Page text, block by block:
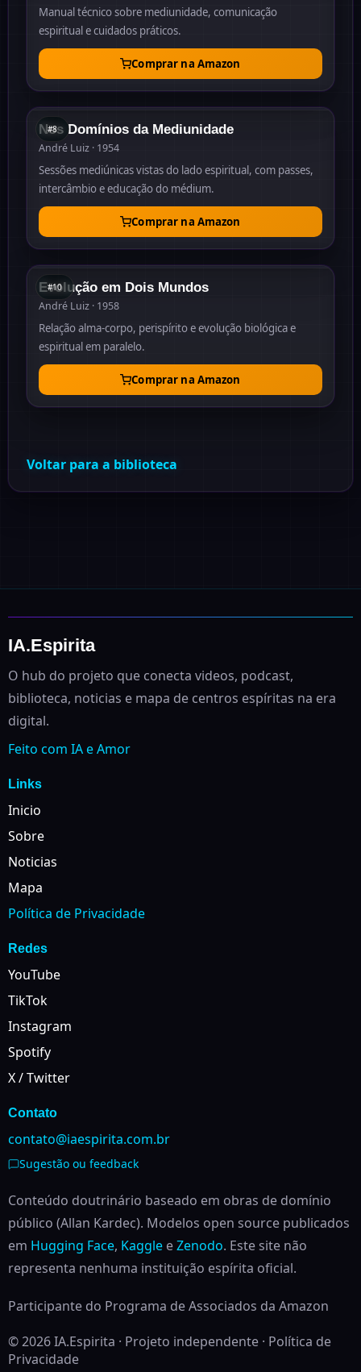
Manual técnico sobre mediunidade, comunicação
espiritual e cuidados práticos.
Comprar na Amazon
1954
#8
Nos Domínios da Mediunidade
André Luiz · 1954
Sessões mediúnicas vistas do lado espiritual, com passes,
intercâmbio e educação do médium.
Comprar na Amazon
1958
#10
Evolução em Dois Mundos
André Luiz · 1958
Relação alma-corpo, perispírito e evolução biológica e
espiritual em paralelo.
Comprar na Amazon
Voltar para a biblioteca
IA.Espirita
O hub do projeto que conecta videos, podcast,
biblioteca, noticias e mapa de centros espíritas na era
digital.
Feito com IA e Amor
Links
Inicio
Sobre
Noticias
Mapa
Política de Privacidade
Redes
YouTube
TikTok
Instagram
Spotify
X / Twitter
Contato
contato@iaespirita.com.br
Sugestão ou feedback
Conteúdo doutrinário baseado em obras de domínio
público (Allan Kardec). Modelos open source publicados
em Hugging Face, Kaggle eZenodo. Este site não
representa nenhuma instituição espírita oficial.
Participante do Programa de Associados da Amazon
© 2026 IA.Espirita · Projeto independente · Política de
Privacidade